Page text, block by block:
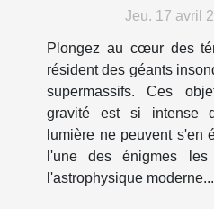
supermassifs
Jeu. 17 avril
Plongez au cœur des
résident des géants
supermassifs. Ces
gravité est si intense
lumière ne peuvent s'en
l'une des énigmes
l'astrophysique